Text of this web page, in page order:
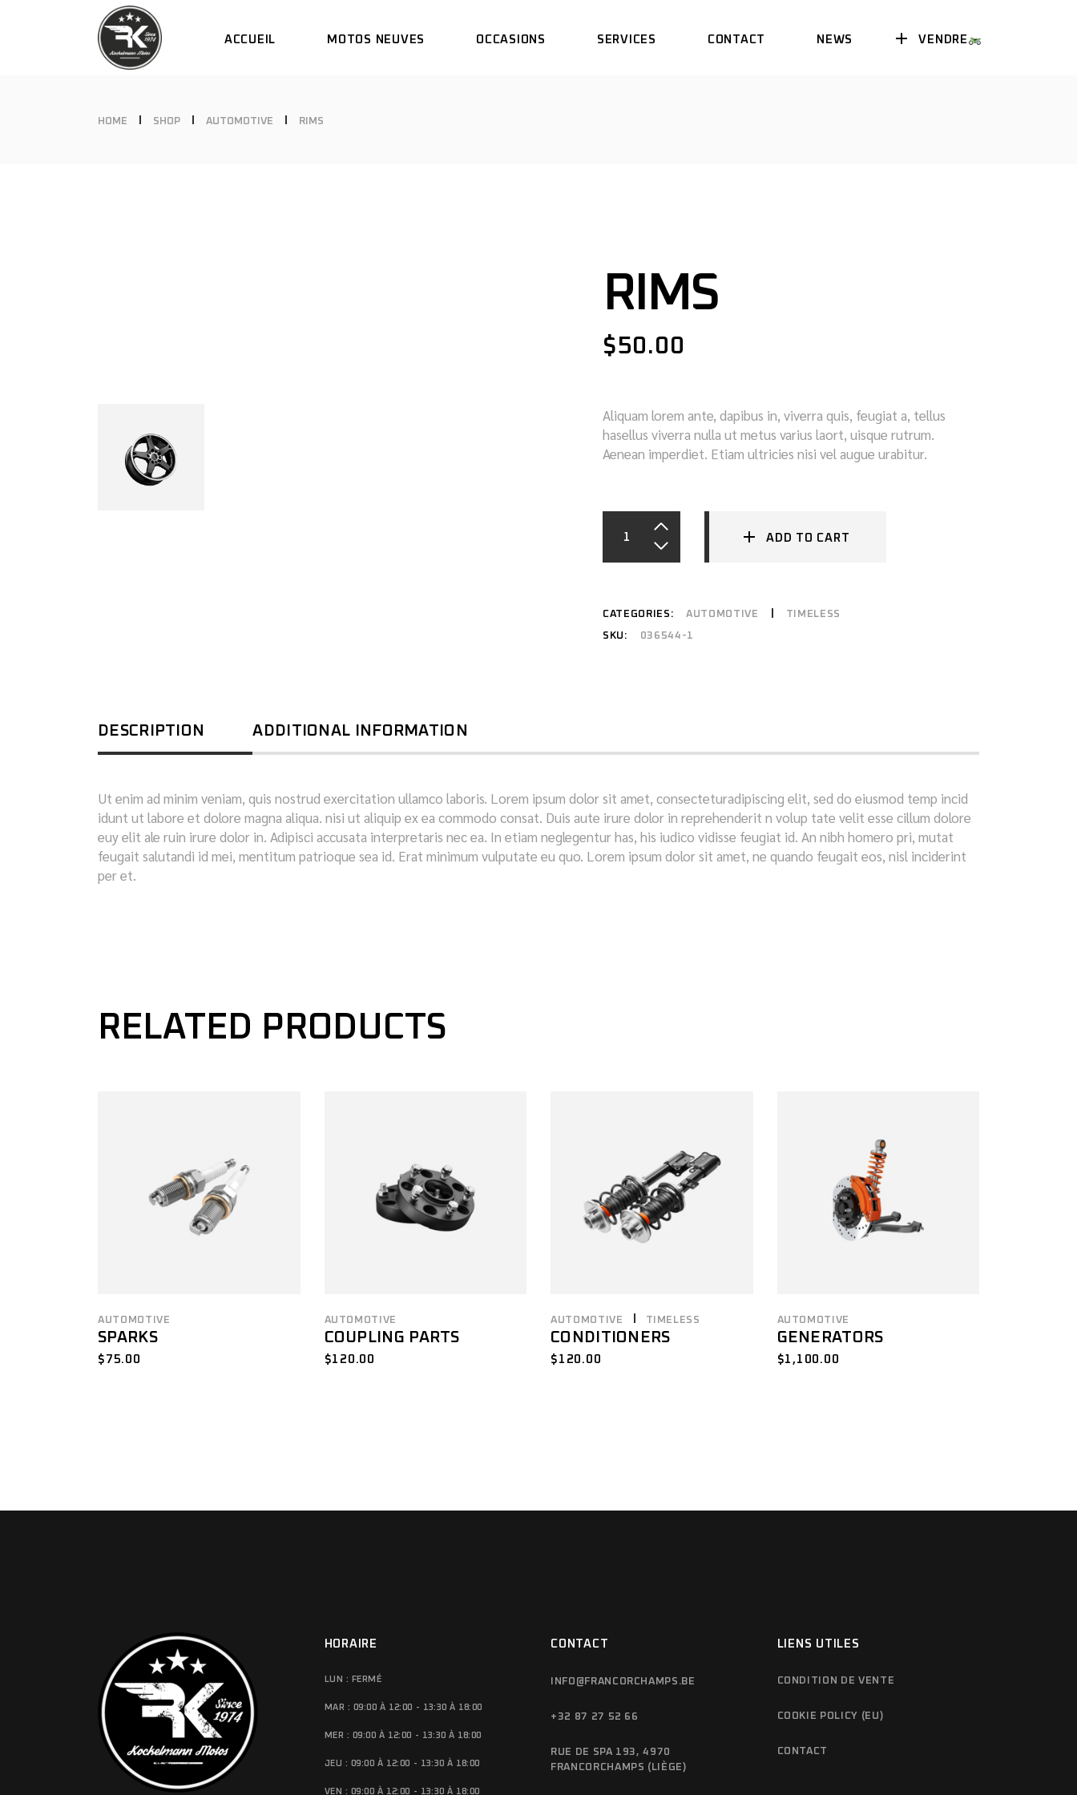
ACCUEIL MOTOS NEUVES OCCASIONS SERVICES CONTACT NEWS VENDRE
DUCATI DUCATI NOS SERVICES AGENDA
HOME SHOP AUTOMOTIVE RIMS
RIMS
$50.00
Aliquam lorem ante, dapibus in, viverra quis, feugiat a, tellus
hasellus viverra nulla ut metus varius laort, uisque rutrum.
Aenean imperdiet. Etiam ultricies nisi vel augue urabitur.
ADD TO CART
CATEGORIES: AUTOMOTIVE TIMELESS
SKU: 036544-1
DESCRIPTION ADDITIONAL INFORMATION
Ut enim ad minim veniam, quis nostrud exercitation ullamco laboris. Lorem ipsum dolor sit amet, consecteturadipiscing elit, sed do eiusmod temp incid
idunt ut labore et dolore magna aliqua. nisi ut aliquip ex ea commodo consat. Duis aute irure dolor in reprehenderit n volup tate velit esse cillum dolore
euy elit ale ruin irure dolor in. Adipisci accusata interpretaris nec ea. In etiam neglegentur has, his iudico vidisse feugiat id. An nibh homero pri, mutat
feugait salutandi id mei, mentitum patrioque sea id. Erat minimum vulputate eu quo. Lorem ipsum dolor sit amet, ne quando feugait eos, nisl inciderint
per et.
RELATED PRODUCTS
AUTOMOTIVE
SPARKS
$ 75.00
AUTOMOTIVE
COUPLING PARTS
$120.00
AUTOMOTIVE TIMELESS
CONDITIONERS
$ 120.00
AUTOMOTIVE
GENERATORS
$1,100.00
HORAIRE
LUN : FERMÉ
MAR : 09:00 À 12:00 - 13:30 À 18:00
MER : 09:00 À 12:00 - 13:30 À 18:00
JEU : 09:00 À 12:00 - 13:30 À 18:00
VEN : 09:00 À 12:00 - 13:30 À 18:00
CONTACT
INFO@FRANCORCHAMPS.BE
+32 87 27 52 66
RUE DE SPA 193, 4970
FRANCORCHAMPS (LIÈGE)
LIENS UTILES
CONDITION DE VENTE
COOKIE POLICY (EU)
CONTACT